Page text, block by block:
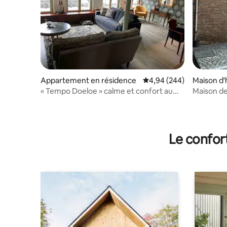
Appartement en résidence Évaluation moyenne
4,94 (244)
« Tempo Doeloe » calme et confort au
Maison
Maison
Le